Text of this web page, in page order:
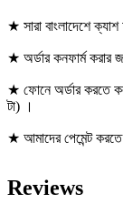
★ সারা বাংলাদেশে
★ অর্ডার কনফার্ম করার
★ ফোনে অর্ডার করতে
টা) ।
★ আমাদের পেমেন্ট
Reviews